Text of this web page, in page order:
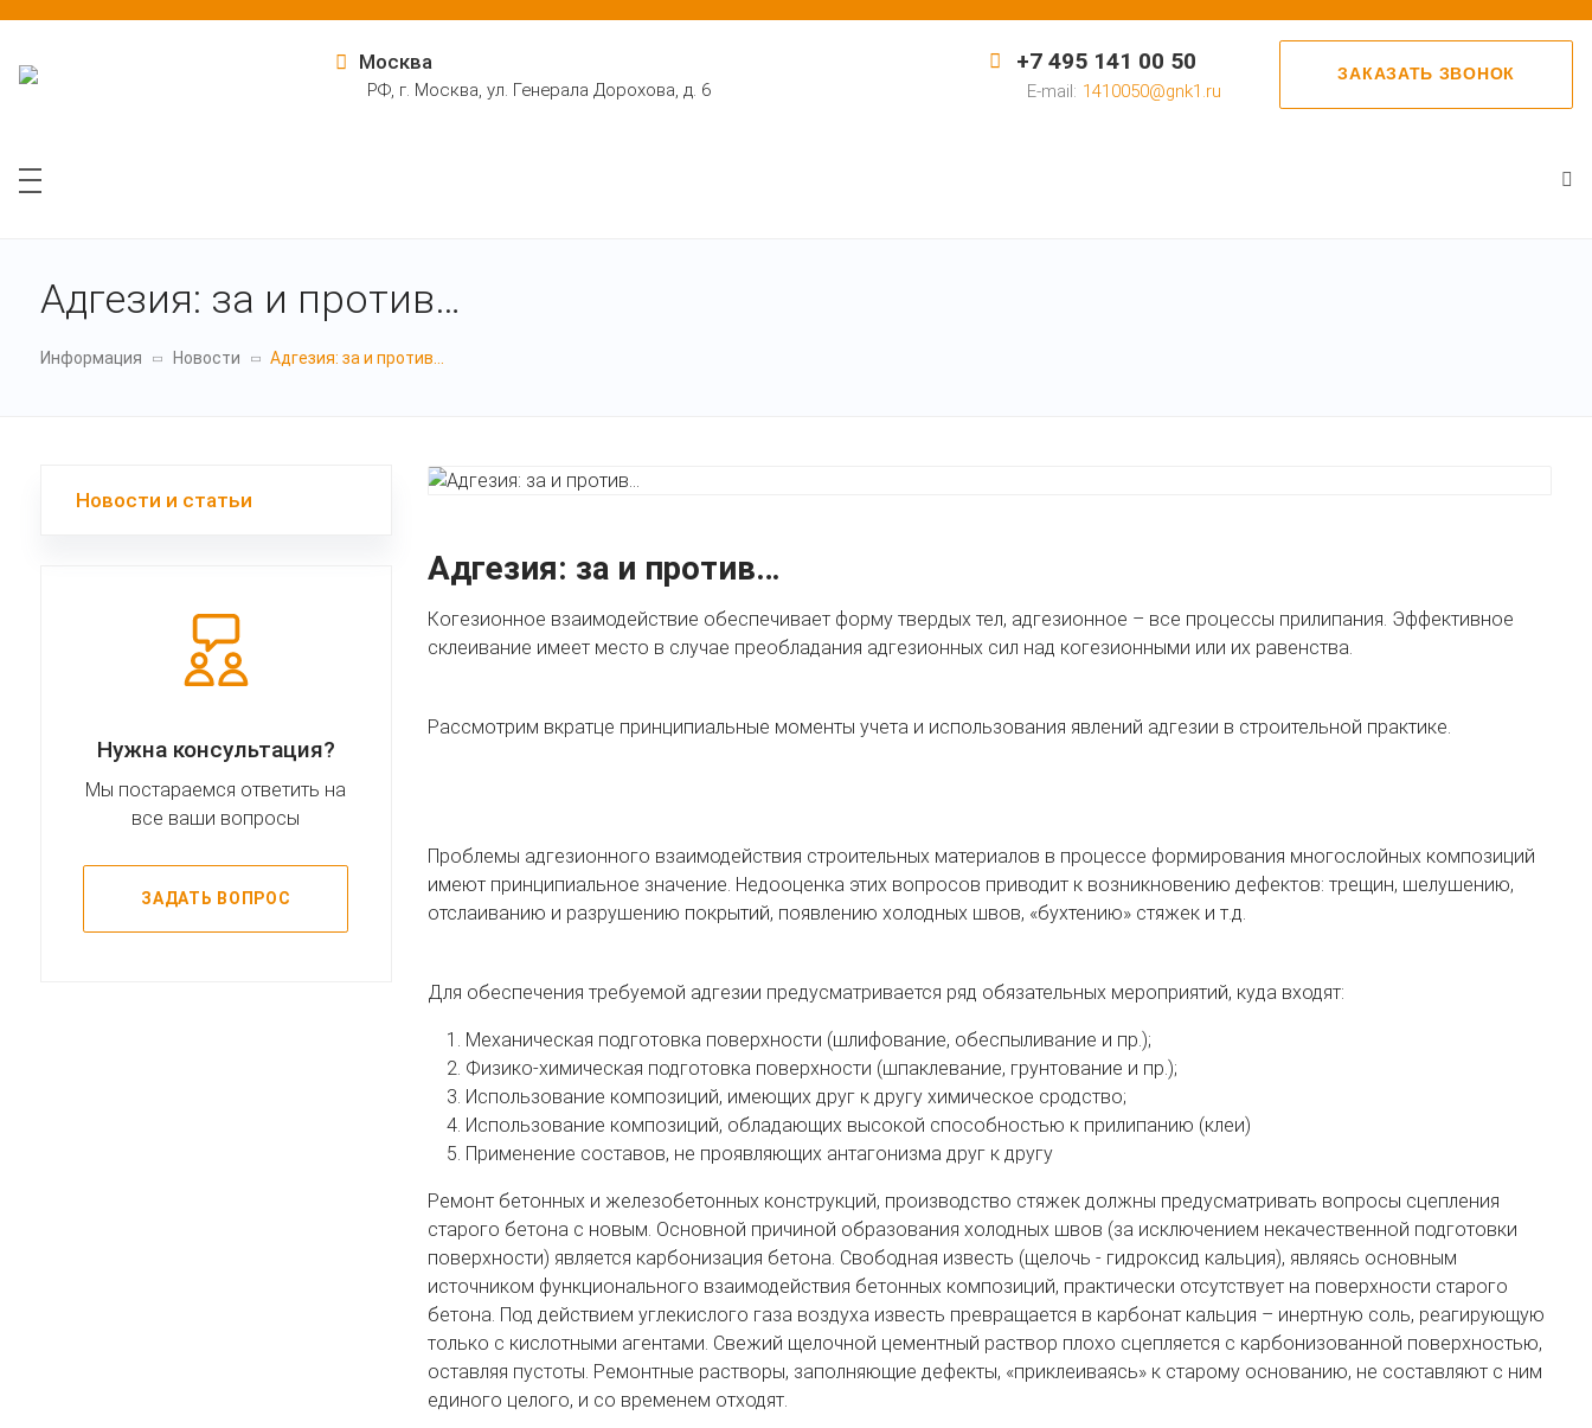
Москва
РФ, г. Москва, ул. Генерала Дорохова, д. 6
+7 495 141 00 50
E-mail: 1410050@gnk1.ru
ЗАКАЗАТЬ ЗВОНОК
Адгезия: за и против…
Информация Новости Адгезия: за и против…
Новости и статьи
Нужна консультация?
Мы постараемся ответить на
все ваши вопросы
ЗАДАТЬ ВОПРОС
Адгезия: за и против…
Когезионное взаимодействие обеспечивает форму твердых тел, адгезионное – все процессы прилипания. Эффективное
склеивание имеет место в случае преобладания адгезионных сил над когезионными или их равенства.
Рассмотрим вкратце принципиальные моменты учета и использования явлений адгезии в строительной практике.
Проблемы адгезионного взаимодействия строительных материалов в процессе формирования многослойных композиций
имеют принципиальное значение. Недооценка этих вопросов приводит к возникновению дефектов: трещин, шелушению,
отслаиванию и разрушению покрытий, появлению холодных швов, «бухтению» стяжек и т.д.
Для обеспечения требуемой адгезии предусматривается ряд обязательных мероприятий, куда входят:
Механическая подготовка поверхности (шлифование, обеспыливание и пр.);
Физико-химическая подготовка поверхности (шпаклевание, грунтование и пр.);
Использование композиций, имеющих друг к другу химическое сродство;
Использование композиций, обладающих высокой способностью к прилипанию (клеи)
Применение составов, не проявляющих антагонизма друг к другу
Ремонт бетонных и железобетонных конструкций, производство стяжек должны предусматривать вопросы сцепления
старого бетона с новым. Основной причиной образования холодных швов (за исключением некачественной подготовки
поверхности) является карбонизация бетона. Свободная известь (щелочь - гидроксид кальция), являясь основным
источником функционального взаимодействия бетонных композиций, практически отсутствует на поверхности старого
бетона. Под действием углекислого газа воздуха известь превращается в карбонат кальция – инертную соль, реагирующую
только с кислотными агентами. Свежий щелочной цементный раствор плохо сцепляется с карбонизованной поверхностью,
оставляя пустоты. Ремонтные растворы, заполняющие дефекты, «приклеиваясь» к старому основанию, не составляют с ним
единого целого, и со временем отходят.